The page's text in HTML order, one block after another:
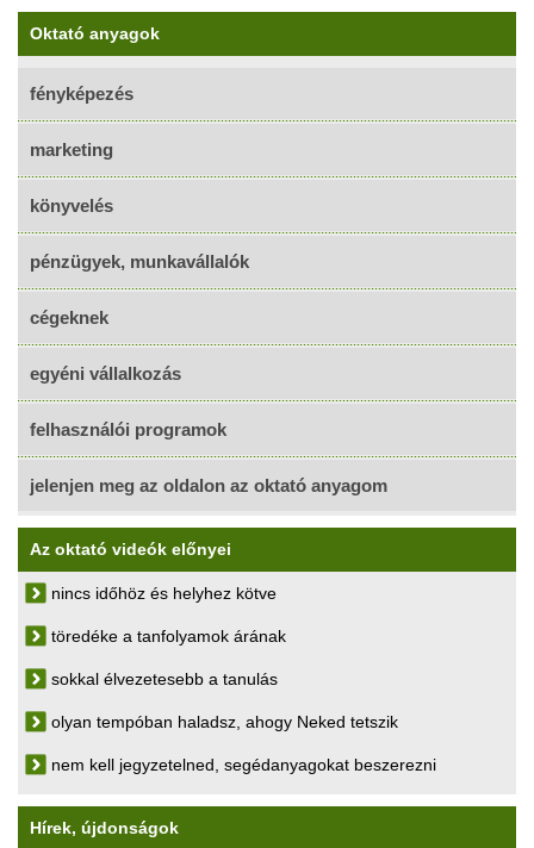
Oktató anyagok
fényképezés
marketing
könyvelés
pénzügyek, munkavállalók
cégeknek
egyéni vállalkozás
felhasználói programok
jelenjen meg az oldalon az oktató anyagom
Az oktató videók előnyei
nincs időhöz és helyhez kötve
töredéke a tanfolyamok árának
sokkal élvezetesebb a tanulás
olyan tempóban haladsz, ahogy Neked tetszik
nem kell jegyzetelned, segédanyagokat beszerezni
Hírek, újdonságok